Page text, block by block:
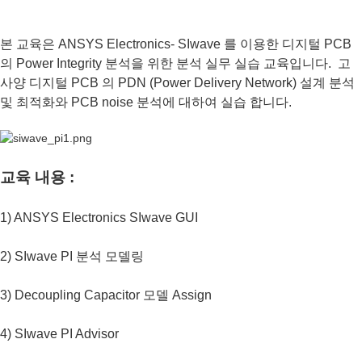
본 교육은 ANSYS Electronics- SIwave 를 이용한 디지털 PCB
의 Power Integrity 분석을 위한 분석 실무 실습 교육입니다. 고
사양 디지털 PCB 의 PDN (Power Delivery Network) 설계 분석
및 최적화와 PCB noise 분석에 대하여 실습 합니다.
교육 내용 :
1) ANSYS Electronics SIwave GUI
2) SIwave PI 분석 모델링
3) Decoupling Capacitor 모델 Assign
4) SIwave PI Advisor